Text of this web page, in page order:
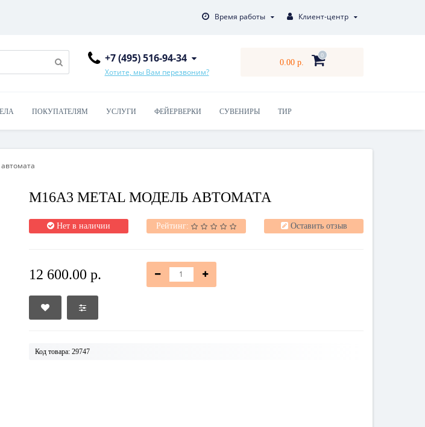
Время работы Клиент-центр
+7 (495) 516-94-34
Хотите, мы Вам перезвоним?
0.00 р.
0
ПОКУПАТЕЛЯМ УСЛУГИ ФЕЙЕРВЕРКИ СУВЕНИРЫ ТИР
M16A3 METAL МОДЕЛЬ АВТОМАТА
Нет в наличии Рейтинг: Оставить отзыв
12 600.00 р.
Код товара: 29747